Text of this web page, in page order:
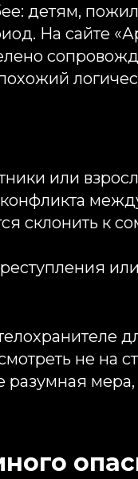
детям,
На сайте
или
склонить к
не на
разумная